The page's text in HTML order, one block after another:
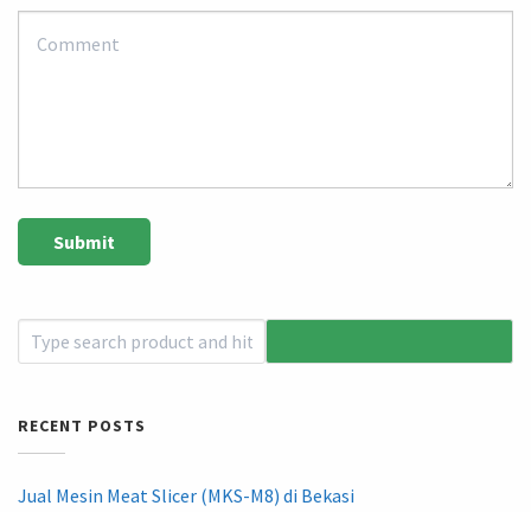
RECENT POSTS
Jual Mesin Meat Slicer (MKS-M8) di Bekasi